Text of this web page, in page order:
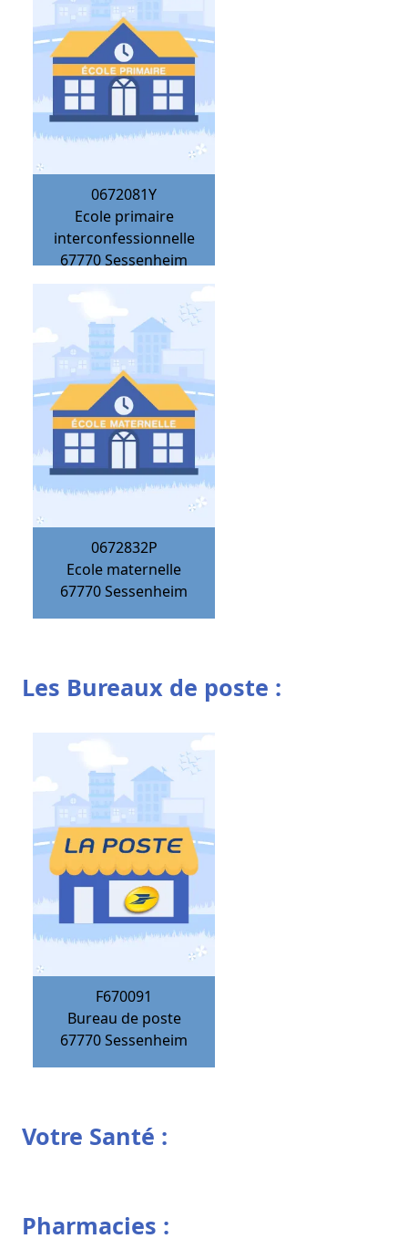
0672081Y
Ecole primaire
interconfessionnelle
67770Sessenheim
0672832P
Ecole maternelle
67770Sessenheim
Les Bureaux de poste :
F670091
Bureau de poste
67770Sessenheim
Votre Santé :
Pharmacies :